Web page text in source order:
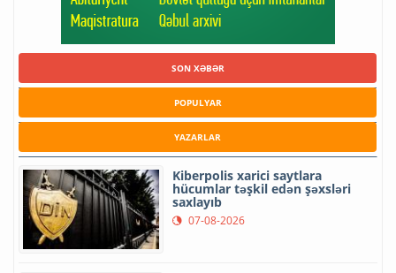
SON XƏBƏR
POPULYAR
YAZARLAR
Kiberpolis xarici saytlara
hücumlar təşkil edən şəxsləri
saxlayıb
07-08-2026